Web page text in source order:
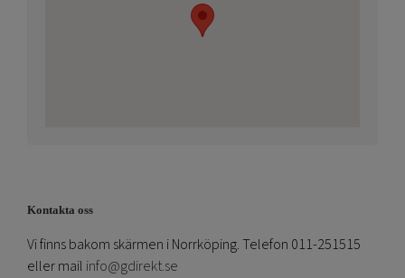
Kontakta oss
Vi finns bakom skärmen i Norrköping. Telefon 011-251515
eller mail info@gdirekt.se